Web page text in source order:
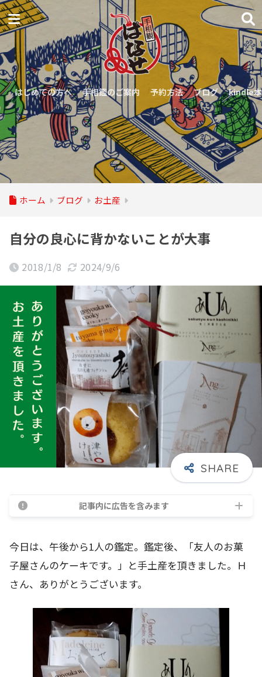
はじめての方へ 手相鑑のご案内 予約方法 ブログ kindle本
ホーム ブログ お土産
自分の良心に背かないことが大事
2018/1/8 2024/9/6
記事内に広告を含みます
今日は、午後から1人の鑑定。鑑定後、「友人のお菓
子屋さんのケーキです。」と手土産を頂きました。Ｈ
さん、ありがとうございます。